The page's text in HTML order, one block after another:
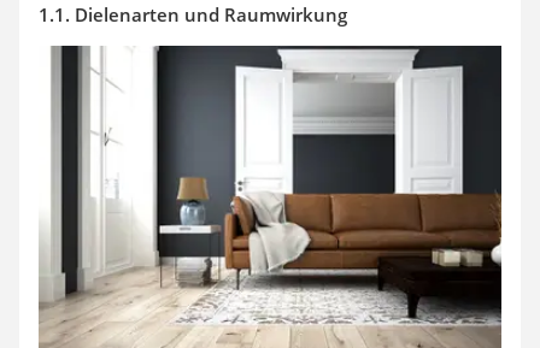
1.1. Dielenarten und Raumwirkung